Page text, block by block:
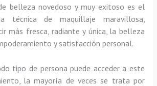
belleza novedoso y muy exitoso es el
técnica de maquillaje maravillosa,
más fresca, radiante y única, la belleza
y satisfacción personal.
tipo de persona puede acceder a este
la mayoría de veces se trata por